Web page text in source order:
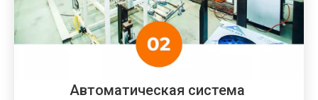
Автоматическая система